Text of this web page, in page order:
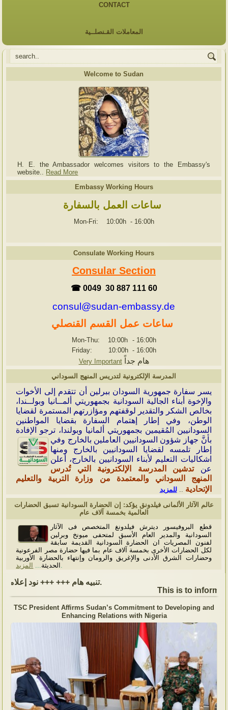
CONTACT
المعاملات القـنصلــية
Welcome to Sudan
H. E. the Ambassador welcomes visitors to the Embassy's
website..
Read More
Embassy Working Hours
ساعات العمل بالسفارة
Mon-Fri: 10:00h - 16:00h
Consulate Working Hours
Consular Section
☎ 0049 30 887 111 60
consul@sudan-embassy.de
ساعات عمل القسم القنصلي
Mon-Thu: 10:00h - 16:00h
Friday: 10:00h - 16:00h
Very Important
هام جداً
المدرسة الإلكترونية لتدريس المنهج السوداني
يسر سفارة جمهورية السودان ببرلين أن تتقدم إلى الأخوات
والإخوة أبناء الجالية السودانية بجمهوريتي ألمــانيا وبولــندا،
بخالص الشكر والتقدير لوقفتهم ومؤازرتهم المستمرة لقضايا
الوطن، وفي إطار إهتمام السفارة بقضايا المواطنين
السودانيين المُقيمين بجمهوريتي ألمانيا وبولندا، ترجو الإفادة
بأنَّ جهاز شؤون السودانيين العاملين بالخارج وفي
إطار تلمسه لقضايا السودانيين بالخارج ومنها
اشكاليات التعليم لأبناء السودانيين بالخارج، أعلن
عنتدشين المدرسة الإلكترونية التي تُدرس
المنهج السوداني والمعتمدة من وزارة التربية والتعليم
الإتحادية ..للمزيد
عالم الآثار الألمانى فيلدونق يؤكد: إن الحضارة السودانية تسبق الحضارات
العالمية بخمسة آلاف عام
قطع البروفيسور ديترش فيلدونغ المتخصص فى الآثار
السودانية والمدير العام الأسبق لمتحفى ميونخ وبرلين
لفنون المصريات ان الحضارة السودانية القديمة سابقة
لكل الحضارات الأخرى بخمسة آلاف عام بما فيها حضارة مصر الفرعونية
وحضارات الشرق الأدنى والإغريق والرومان وإنتهاء بالحضارة الأوربية
الحديثة
المزيد
This is to inform,
TSC President Affirms Sudan’s Commitment to Developing and
Enhancing Relations with Nigeria